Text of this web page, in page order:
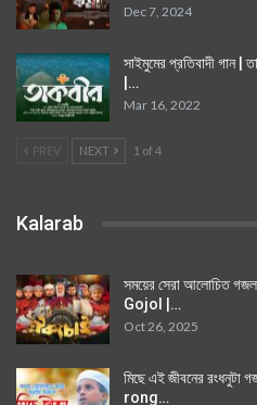
Dec 7, 2024
সাইমুমের প্রতিবাদী
|…
Mar 16, 2022
PREV NEXT 1 of 4
Kalarab
সময়ের সেরা আলোচিত
Gojol |…
Oct 26, 2025
মিছে এই জীবনের
rong…